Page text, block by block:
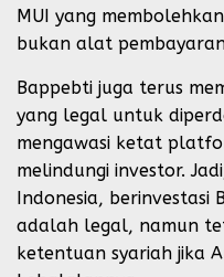
MUI yang
bukan alat
Bappebti juga terus
yang legal untuk
mengawasi ketat
melindungi investor.
Indonesia, berinvestasi
adalah legal, namun
ketentuan syariah jika